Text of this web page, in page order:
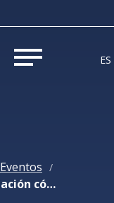
Abrir menú ES
Eventos /
Conferencia "Radiación cósmica de fondo" IYL2015